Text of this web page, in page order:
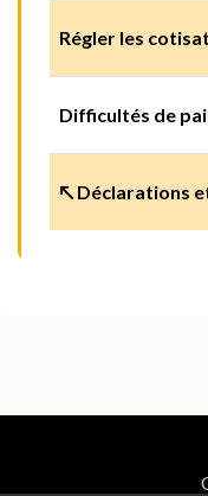
Régler les
Difficultés de
↖ Déclarations